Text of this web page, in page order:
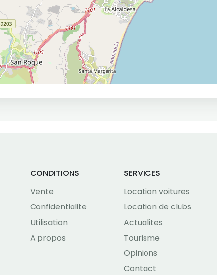
CONDITIONS
Vente
Confidentialite
Utilisation
A propos
SERVICES
Location voitures
Location de clubs
Actualites
Tourisme
Opinions
Contact